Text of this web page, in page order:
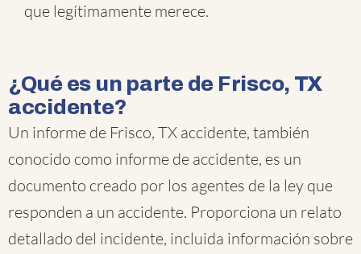
que legítimamente merece.
¿Qué es un parte de Frisco, TX
accidente?
Un informe de Frisco, TX accidente, también
conocido como informe de accidente, es un
documento creado por los agentes de la ley que
responden a un accidente. Proporciona un relato
detallado del incidente, incluida información sobre